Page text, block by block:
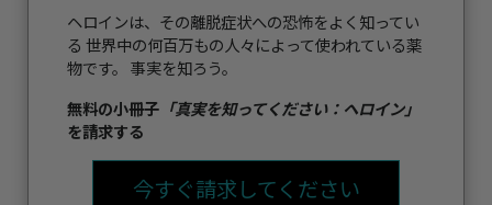
ヘロインは、その離脱症状への恐怖をよく知ってい
る 世界中の何百万もの人々によって使われている薬
物です。 事実を知ろう。
無料の小冊子 「真実を知ってください：ヘロイン」
を請求する
今すぐ請求してください